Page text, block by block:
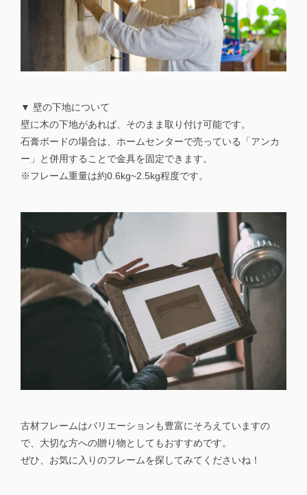
▼ 壁の下地について
壁に木の下地があれば、そのまま取り付け可能です。
石膏ボードの場合は、ホームセンターで売っている「アンカ
ー」と併用することで金具を固定できます。
※フレーム重量は約0.6kg~2.5kg程度です。
古材フレームはバリエーションも豊富にそろえていますの
で、大切な方への贈り物としてもおすすめです。
ぜひ、お気に入りのフレームを探してみてくださいね！